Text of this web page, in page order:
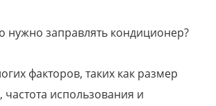
нужно заправлять кондиционер?
факторов, таких как размер
частота использования и